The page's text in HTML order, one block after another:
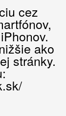
cez
ako
stránky.